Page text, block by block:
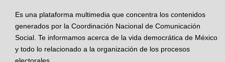
Es una plataforma multimedia que concentra los contenidos
generados por la Coordinación Nacional de Comunicación
Social. Te informamos acerca de la vida democrática de México
y todo lo relacionado a la organización de los procesos